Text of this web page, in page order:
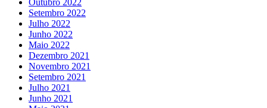
Outubro 2022
Setembro 2022
Julho 2022
Junho 2022
Maio 2022
Dezembro 2021
Novembro 2021
Setembro 2021
Julho 2021
Junho 2021